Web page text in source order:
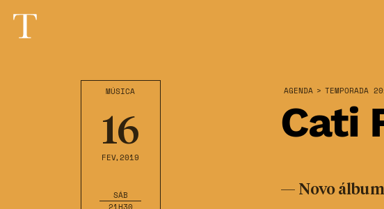
Cati
MÚSICA
16
FEV,2019
SÁB
AGENDA > TEMPORADA
— Novo